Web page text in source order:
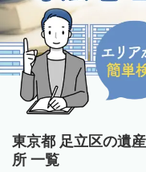
東京都 足立区の遺
所 一覧